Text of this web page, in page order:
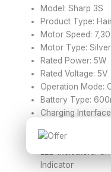
Model: Sharp 3S
Product Type:
Motor Speed:
Motor Type:
Rated Power: 5W
Rated Voltage: 5V
Operation Mode:
Battery Type:
Charging
Runtime: Up to 90
LED Indicators:
Indicator